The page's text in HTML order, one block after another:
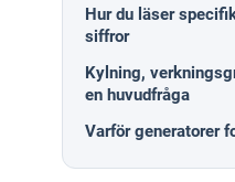
Hur du läser
siffror
Kylning,
en huvudfråga
Varför generatorer